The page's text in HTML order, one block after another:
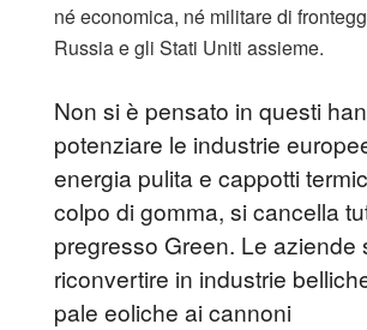
né economica, né militare di
Russia e gli Stati Uniti assieme.
Non si è pensato in questi
potenziare le industrie
energia pulita e cappotti
colpo di gomma, si cancella
pregresso Green. Le aziende
riconvertire in industrie
pale eoliche ai cannoni